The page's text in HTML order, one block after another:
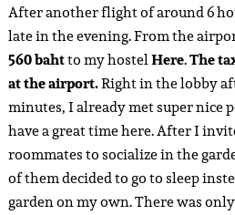
After another flight of around 6
late in the evening. From the
560 bahtto my hostelHere.The
at the airport.Right in the lobby
minutes, I already met super nice
have a great time here. After I
roommates to socialize in the
of them decided to go to sleep
garden on my own. There was